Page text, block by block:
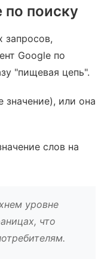
по поиску
запросов,
Google по
"пищевая цепь".
или она
слов на
уровне
что